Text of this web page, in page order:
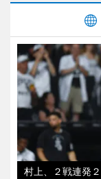
村上、２戦連発